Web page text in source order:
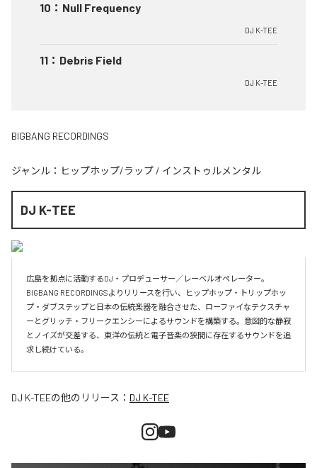
10 ： Null Frequency
DJ K-TEE
11 ： Debris Field
DJ K-TEE
BIGBANG RECORDINGS
ジャンル： ヒップホップ/ラップ / インストゥルメンタル
DJ K-TEE
広島を拠点に活動するDJ・プロデューサー／レーベルオペレーター。
BIGBANG RECORDINGSよりリリースを行い、ヒップホップ・トリップホッ
プ・ダブステップと日本の伝統楽器を融合させた、ローファイなテクスチャ
ーとグリッチ・フリークエンシーによるサウンドを構築する。意図的な静寂
とノイズが交差する、東洋の伝統と電子音楽の狭間に存在するサウンドを追
求し続けている。
DJ K-TEEの他のリリース： DJ K-TEE